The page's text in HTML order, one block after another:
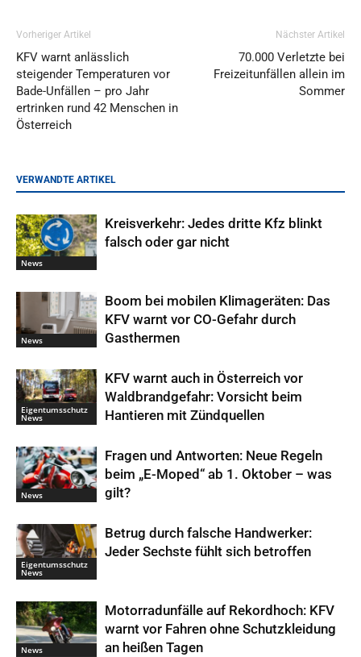
Vorheriger Artikel
KFV warnt anlässlich
steigender Temperaturen vor
Bade-Unfällen – pro Jahr
ertrinken rund 42 Menschen in
Österreich
Nächster Artikel
70.000 Verletzte bei
Freizeitunfällen allein im
Sommer
VERWANDTE ARTIKEL
News
Kreisverkehr: Jedes dritte Kfz blinkt
falsch oder gar nicht
News
Boom bei mobilen Klimageräten: Das
KFV warnt vor CO-Gefahr durch
Gasthermen
Eigentumsschutz
News
KFV warnt auch in Österreich vor
Waldbrandgefahr: Vorsicht beim
Hantieren mit Zündquellen
News
Fragen und Antworten: Neue Regeln
beim „E-Moped“ ab 1. Oktober – was
gilt?
Eigentumsschutz
News
Betrug durch falsche Handwerker:
Jeder Sechste fühlt sich betroffen
News
Motorradunfälle auf Rekordhoch: KFV
warnt vor Fahren ohne Schutzkleidung
an heißen Tagen